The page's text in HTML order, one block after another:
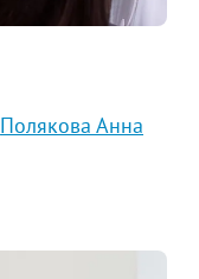
Полякова Анна